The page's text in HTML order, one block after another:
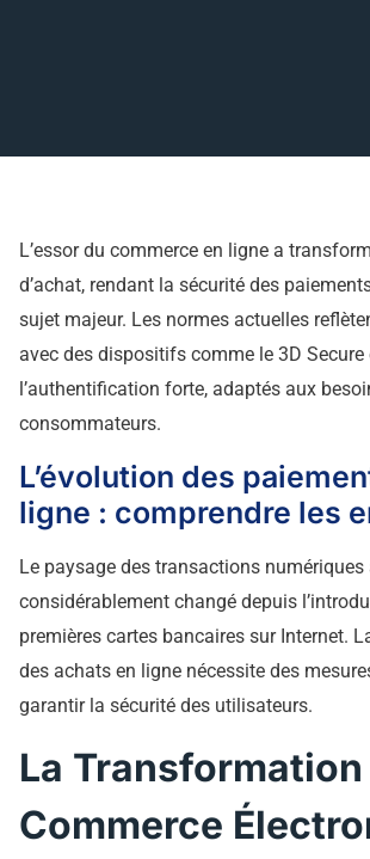
L’essor du commerce en ligne a
d’achat, rendant la sécurité des
sujet majeur. Les normes actuelles
avec des dispositifs comme le 3D Secure
l’authentification forte, adaptés aux
consommateurs.
L’évolution des
ligne : comprendre les
Le paysage des transactions numériques
considérablement changé depuis
premières cartes bancaires sur Internet.
des achats en ligne nécessite des
garantir la sécurité des utilisateurs.
La Transformation
Commerce